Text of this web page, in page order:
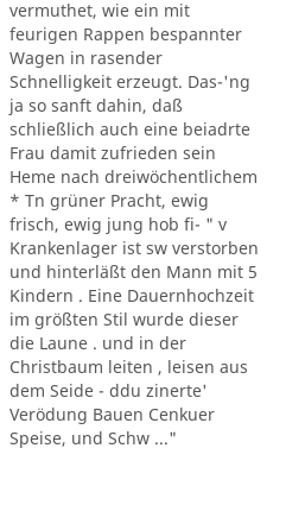
vermuthet, wie ein mit
feurigen Rappen bespannter
Wagen in rasender
Schnelligkeit erzeugt. Das-'ng
ja so sanft dahin, daß
schließlich auch eine beiadrte
Frau damit zufrieden sein
Heme nach dreiwöchentlichem
* Tn grüner Pracht, ewig
frisch, ewig jung hob fi- " v
Krankenlager ist sw verstorben
und hinterläßt den Mann mit 5
Kindern . Eine Dauernhochzeit
im größten Stil wurde dieser
die Laune . und in der
Christbaum leiten , leisen aus
dem Seide - ddu zinerte'
Verödung Bauen Cenkuer
Speise, und Schw ..."